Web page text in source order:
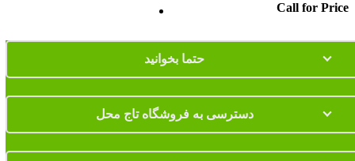
Call for Price
حتما بخوانید
دسترسی به فروشگاه تاج محل